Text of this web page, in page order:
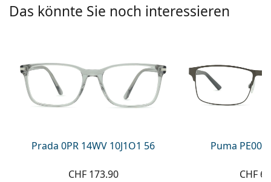
Marc Jacobs
Prada
Alle Marken
Das könnte Sie noch interessieren
Prada 0PR 14WV 10J1O1 56
CHF 173.90
Puma
CHF